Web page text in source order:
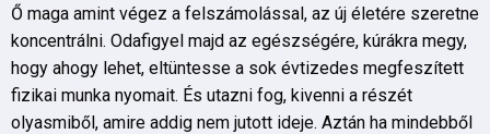
Ő maga amint végez a felszámolással, az új életére szeretne
koncentrálni. Odafigyel majd az egészségére, kúrákra megy,
hogy ahogy lehet, eltüntesse a sok évtizedes megfeszített
fizikai munka nyomait. És utazni fog, kivenni a részét
olyasmiből, amire addig nem jutott ideje. Aztán ha mindebből